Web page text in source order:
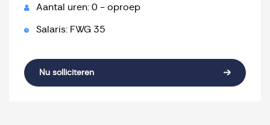
Aantal uren: 0 - oproep
Salaris: FWG 35
Nu solliciteren